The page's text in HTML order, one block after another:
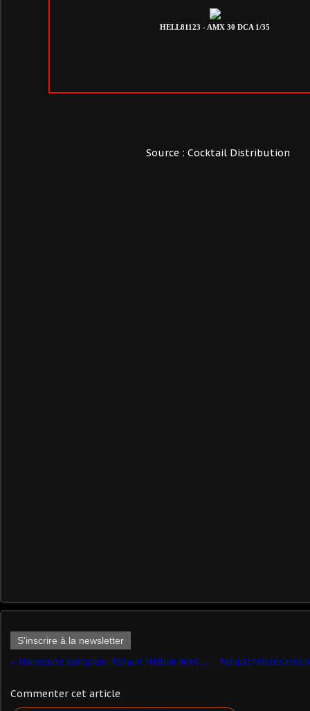
HELL81123 - AMX 30 DCA 1/35
Source : Cocktail Distribution
S'inscrire à la newsletter
Nouveauté pompiers : Renault Midlum 4x4 CCF au 1/43 (Norev)
Commenter cet article